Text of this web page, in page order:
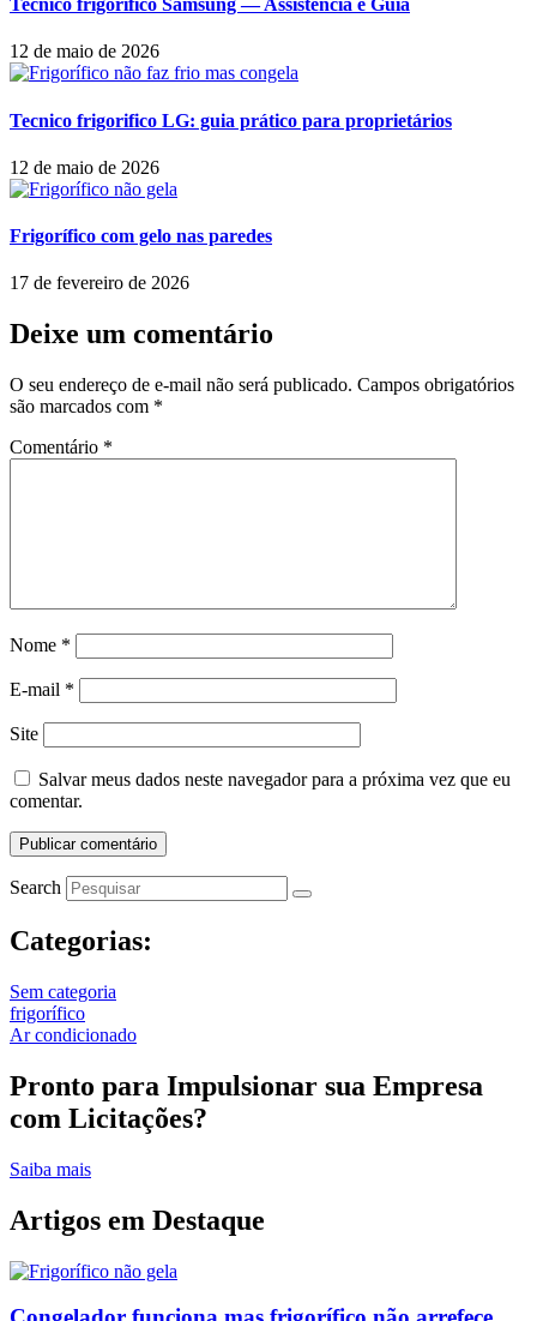
Tecnico frigorifico Samsung — Assistência e Guia
12 de maio de 2026
Tecnico frigorifico LG: guia prático para proprietários
12 de maio de 2026
Frigorífico com gelo nas paredes
17 de fevereiro de 2026
Deixe um comentário
O seu endereço de e-mail não será publicado. Campos obrigatórios
são marcados com *
Comentário *
Nome *
E-mail *
Site
Salvar meus dados neste navegador para a próxima vez que eu
comentar.
Search
Categorias:
Sem categoria
frigorífico
Ar condicionado
Pronto para Impulsionar sua Empresa
com Licitações?
Saiba mais
Artigos em Destaque